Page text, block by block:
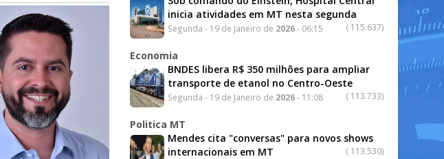
inicia atividades em MT nesta segunda
( 115.637)
Segunda - 19 de Janeiro de 2026- 06:15
Economia
BNDES libera R$ 350 milhões para ampliar
transporte de etanol no Centro-Oeste
( 113.733)
Segunda - 19 de Janeiro de 2026- 11:08
Politica MT
Mendes cita "conversas" para novos shows
internacionais em MT
( 113.530)